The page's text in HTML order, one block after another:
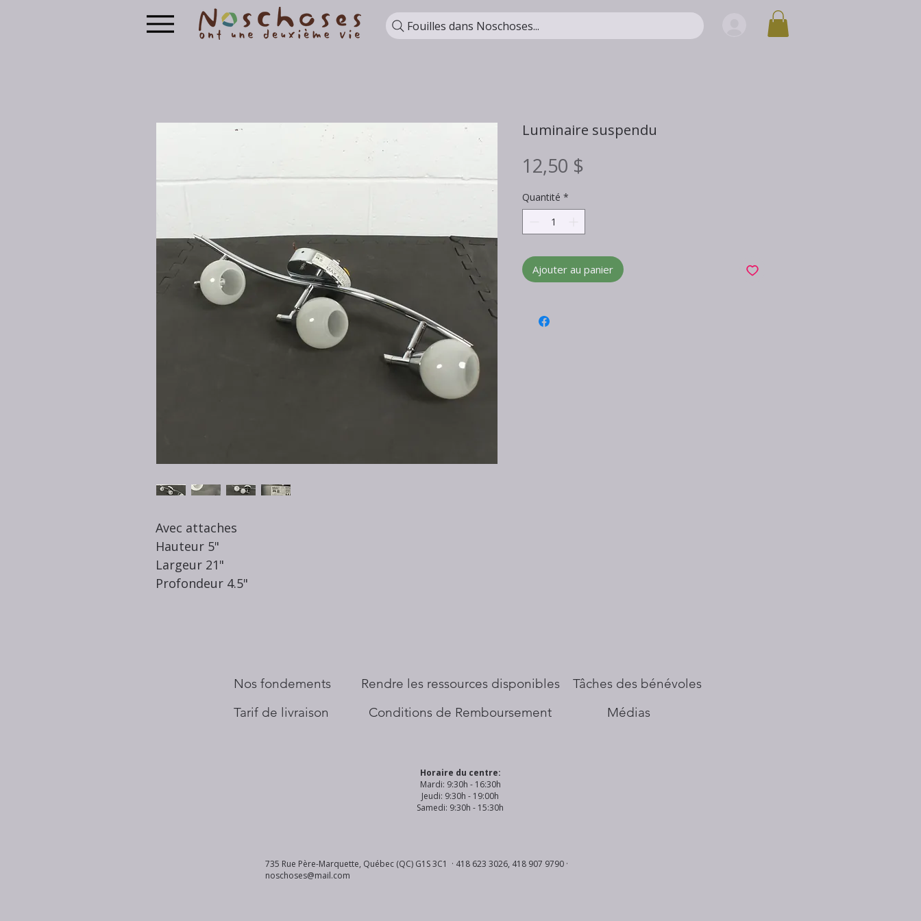
Fouilles dans Noschoses...
Avec attaches
Hauteur 5"
Largeur 21"
Profondeur 4.5"
Luminaire suspendu
12,50 $
Quantité *
Ajouter au panier
Nos fondements
Tarif de livraison
​Rendre les ressources disponibles
Conditions de Remboursement
Tâches des bénévoles
Médias
Horaire du centre:
Mardi: 9:30h - 16:30h
Jeudi: 9:30h - 19:00h
Samedi: 9:30h - 15:30h
735 Rue Père-Marquette, Québec (QC) G1S 3C1 · 418 623 3026, 418 907 9790 ·
noschoses@mail.com